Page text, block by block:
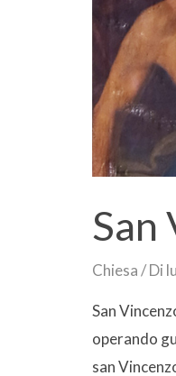
San
Chiesa/ Di
San
operando
san